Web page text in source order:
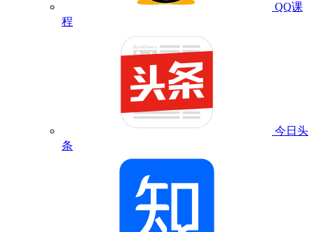
QQ课
程
今日头
条